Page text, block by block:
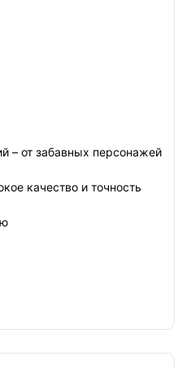
– от забавных персонажей
качество и точность